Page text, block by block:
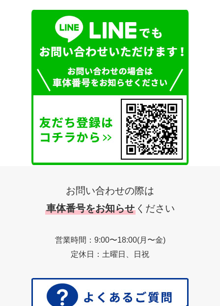
お問い合わせの際は
車体番号をお知らせ ください
営業時間：9:00〜18:00(月〜金)
定休日：土曜日、日祝